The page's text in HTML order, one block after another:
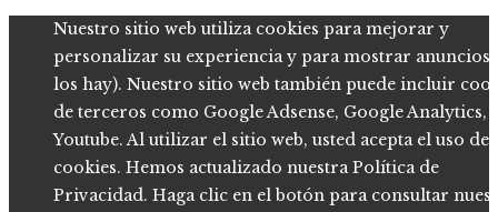
Nuestro sitio web utiliza cookies para mejorar y
personalizar su experiencia y para mostrar anuncios
los hay). Nuestro sitio web también puede incluir
de terceros como Google Adsense, Google Analytics,
Youtube. Al utilizar el sitio web, usted acepta el uso de
cookies. Hemos actualizado nuestra Política de
Privacidad. Haga clic en el botón para consultar